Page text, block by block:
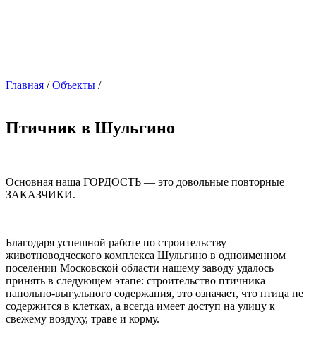
Главная /Объекты /
Птичник в Шульгино
Основная наша ГОРДОСТЬ — это довольные повторные
ЗАКАЗЧИКИ.
Благодаря успешной работе по строительству
животноводческого комплекса Шульгино в одноименном
поселении Московской области нашему заводу удалось
принять в следующем этапе: строительство птичника
напольно-выгульного содержания, это означает, что птица не
содержится в клетках, а всегда имеет доступ на улицу к
свежему воздуху, траве и корму.